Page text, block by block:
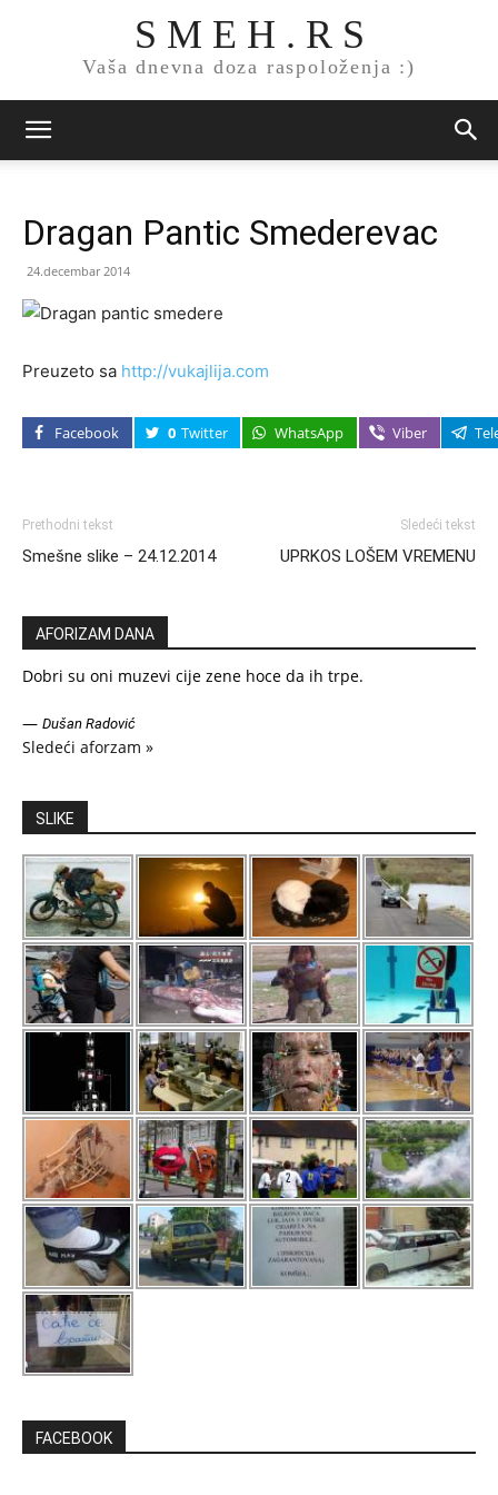
S M E H . R S
Vaša dnevna doza raspoloženja :)
Dragan Pantic Smederevac
24.decembar 2014
Preuzeto sa http://vukajlija.com
Facebook 0 Twitter WhatsApp Viber
Prethodni tekst
Smešne slike – 24.12.2014
Sledeći tekst
UPRKOS LOŠEM VREMENU
AFORIZAM DANA
Dobri su oni muzevi cije zene hoce da ih trpe.
— Dušan Radović
Sledeći aforzam »
SLIKE
FACEBOOK